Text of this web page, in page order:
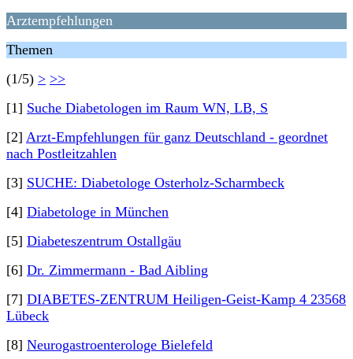
Arztempfehlungen
Themen
(1/5) > >>
[1] Suche Diabetologen im Raum WN, LB, S
[2] Arzt-Empfehlungen für ganz Deutschland - geordnet
nach Postleitzahlen
[3] SUCHE: Diabetologe Osterholz-Scharmbeck
[4] Diabetologe in München
[5] Diabeteszentrum Ostallgäu
[6] Dr. Zimmermann - Bad Aibling
[7] DIABETES-ZENTRUM Heiligen-Geist-Kamp 4 23568
Lübeck
[8] Neurogastroenterologe Bielefeld